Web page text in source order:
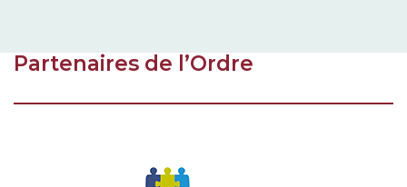
Partenaires de l’Ordre